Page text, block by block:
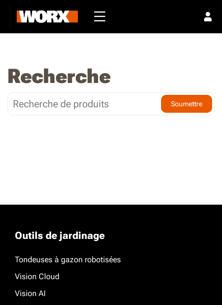
Recherche
Soumettre
Outils de jardinage
Tondeuses à gazon robotisées
Vision Cloud
Vision AI